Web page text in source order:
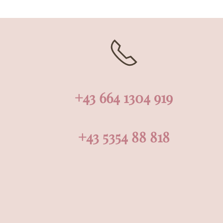
+43 664 1304 919
+43 5354 88 818